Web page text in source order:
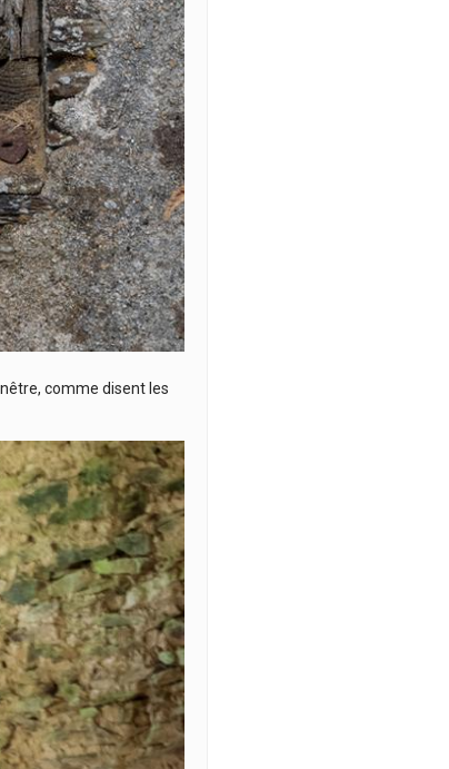
comme disent les